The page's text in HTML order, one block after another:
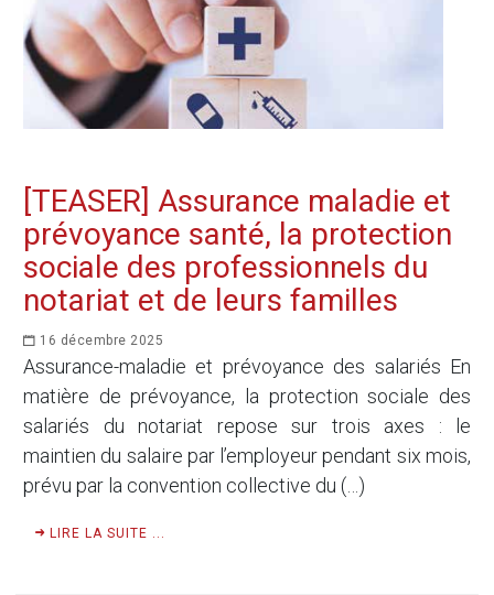
[TEASER] Assurance maladie et
prévoyance santé, la protection
sociale des professionnels du
notariat et de leurs familles
16 décembre 2025
Assurance-maladie et prévoyance des salariés En
matière de prévoyance, la protection sociale des
salariés du notariat repose sur trois axes : le
maintien du salaire par l’employeur pendant six mois,
prévu par la convention collective du (…)
LIRE LA SUITE ...